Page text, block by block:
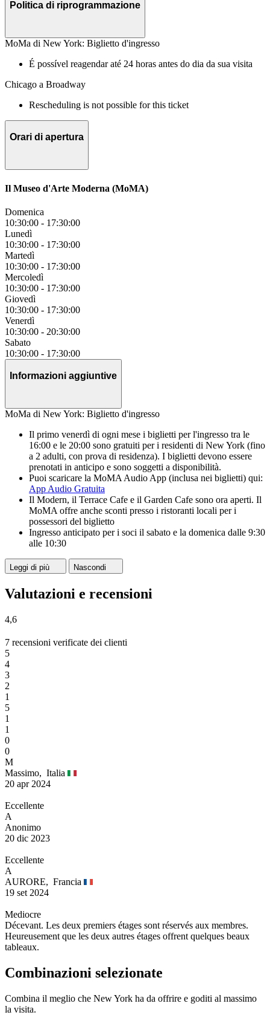
Politica di riprogrammazione
MoMa di New York: Biglietto d'ingresso
É possível reagendar até 24 horas antes do dia da sua visita
Chicago a Broadway
Rescheduling is not possible for this ticket
Orari di apertura
Il Museo d'Arte Moderna (MoMA)
Domenica
10:30:00 - 17:30:00
Lunedì
10:30:00 - 17:30:00
Martedì
10:30:00 - 17:30:00
Mercoledì
10:30:00 - 17:30:00
Giovedì
10:30:00 - 17:30:00
Venerdì
10:30:00 - 20:30:00
Sabato
10:30:00 - 17:30:00
Informazioni aggiuntive
MoMa di New York: Biglietto d'ingresso
Il primo venerdì di ogni mese i biglietti per l'ingresso tra le
16:00 e le 20:00 sono gratuiti per i residenti di New York (fino
a 2 adulti, con prova di residenza). I biglietti devono essere
prenotati in anticipo e sono soggetti a disponibilità.
Puoi scaricare la MoMA Audio App (inclusa nei biglietti) qui:
App Audio Gratuita
Il Modern, il Terrace Cafe e il Garden Cafe sono ora aperti. Il
MoMA offre anche sconti presso i ristoranti locali per i
possessori del biglietto
Ingresso anticipato per i soci il sabato e la domenica dalle 9:30
alle 10:30
Leggi di più Nascondi
Valutazioni e recensioni
4,6
7 recensioni verificate dei clienti
5
4
3
2
1
5
1
1
0
0
M
Massimo, Italia
20 apr 2024
Eccellente
A
Anonimo
20 dic 2023
Eccellente
A
AURORE, Francia
19 set 2024
Mediocre
Décevant. Les deux premiers étages sont réservés aux membres.
Heureusement que les deux autres étages offrent quelques beaux
tableaux.
Combinazioni selezionate
Combina il meglio che New York ha da offrire e goditi al massimo
la visita.